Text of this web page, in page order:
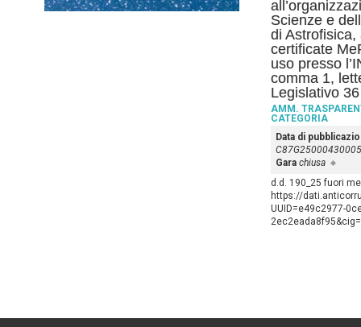
Scienze e
di
certificate
uso presso
comma 1,
Legislativo
AMM.
CATEGORIA
Data di
C87G25000430005
Gara chiusa
d.d. 190_25 fuori
https://
UUID=e49c2977-